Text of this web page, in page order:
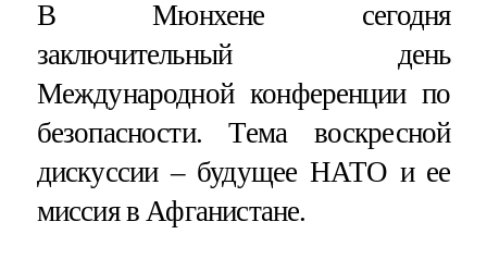
В Мюнхене сегодня
заключительный день
Международной конференции по
безопасности. Тема воскресной
дискуссии – будущее НАТО и ее
миссия в Афганистане.